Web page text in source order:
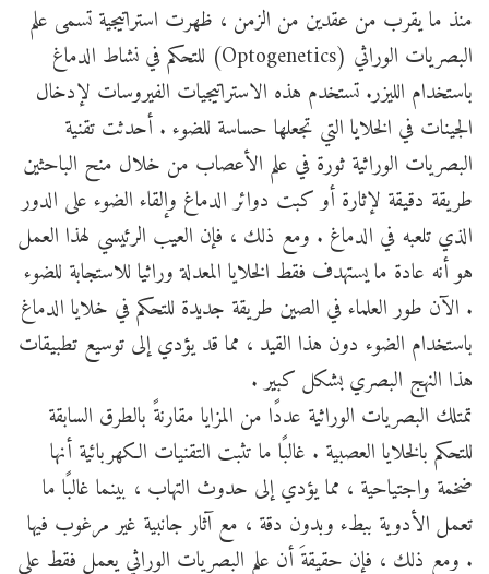
منذ ما يقرب من عقدين من الزمن ، ظهرت استراتيجية تسمى علم
البصريات الوراثي (Optogenetics) للتحكم في نشاط الدماغ
باستخدام الليزر. تستخدم هذه الاستراتيجيات الفيروسات لإدخال
الجينات في الخلايا التي تجعلها حساسة للضوء . أحدثت تقنية
البصريات الوراثية ثورة في علم الأعصاب من خلال منح الباحثين
طريقة دقيقة لإثارة أو كبت دوائر الدماغ وإلقاء الضوء على الدور
الذي تلعبه في الدماغ . ومع ذلك ، فإن العيب الرئيسي لهذا العمل
هو أنه عادة ما يستهدف فقط الخلايا المعدلة وراثيا للاستجابة للضوء
. الآن طور العلماء في الصين طريقة جديدة للتحكم في خلايا الدماغ
باستخدام الضوء دون هذا القيد ، مما قد يؤدي إلى توسيع تطبيقات
هذا النهج البصري بشكل كبير .
تمتلك البصريات الوراثية عددًا من المزايا مقارنةً بالطرق السابقة
للتحكم بالخلايا العصبية . غالبًا ما تثبت التقنيات الكهربائية أنها
ضخمة واجتياحية ، مما يؤدي إلى حدوث التهاب ، بينما غالبًا ما
تعمل الأدوية ببطء وبدون دقة ، مع آثار جانبية غير مرغوب فيها
. ومع ذلك ، فإن حقيقةَ أن علم البصريات الوراثي يعمل فقط على